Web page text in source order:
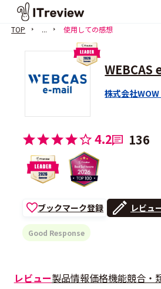
TOP ... 使用しての感想
WEBCAS
株式会社WOW
4.2 136
ブックマーク登録 レビュ
Good Response
レビュー製品情報価格機能競合・